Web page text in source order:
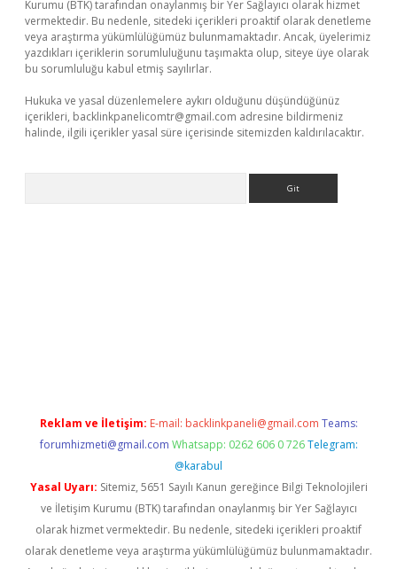
Kurumu (BTK) tarafından onaylanmış bir Yer Sağlayıcı olarak hizmet
vermektedir. Bu nedenle, sitedeki içerikleri proaktif olarak denetleme
veya araştırma yükümlülüğümüz bulunmamaktadır. Ancak, üyelerimiz
yazdıkları içeriklerin sorumluluğunu taşımakta olup, siteye üye olarak
bu sorumluluğu kabul etmiş sayılırlar.
Hukuka ve yasal düzenlemelere aykırı olduğunu düşündüğünüz
içerikleri, backlinkpanelicomtr@gmail.com adresine bildirmeniz
halinde, ilgili içerikler yasal süre içerisinde sitemizden kaldırılacaktır.
Reklam ve İletişim: E-mail: backlinkpaneli@gmail.com Teams:
forumhizmeti@gmail.com Whatsapp: 0262 606 0 726 Telegram:
@karabul
Yasal Uyarı: Sitemiz, 5651 Sayılı Kanun gereğince Bilgi Teknolojileri
ve İletişim Kurumu (BTK) tarafından onaylanmış bir Yer Sağlayıcı
olarak hizmet vermektedir. Bu nedenle, sitedeki içerikleri proaktif
olarak denetleme veya araştırma yükümlülüğümüz bulunmamaktadır.